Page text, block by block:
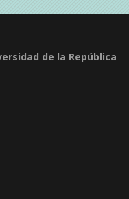
de la República